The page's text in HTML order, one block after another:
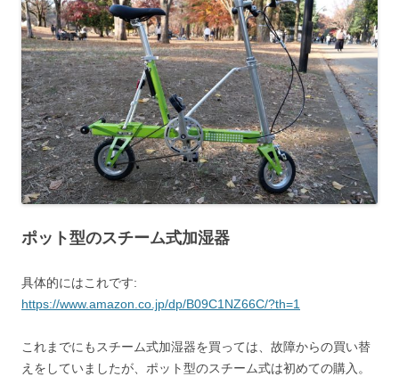
ポット型のスチーム式加湿器
具体的にはこれです:
https://www.amazon.co.jp/dp/B09C1NZ66C/?th=1
これまでにもスチーム式加湿器を買っては、故障からの買い替
えをしていましたが、ポット型のスチーム式は初めての購入。